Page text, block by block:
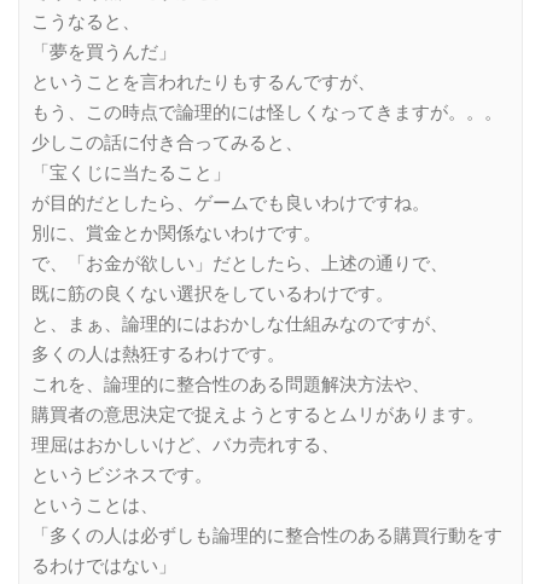
こうなると、
「夢を買うんだ」
ということを言われたりもするんですが、
もう、この時点で論理的には怪しくなってきますが。。。
少しこの話に付き合ってみると、
「宝くじに当たること」
が目的だとしたら、ゲームでも良いわけですね。
別に、賞金とか関係ないわけです。
で、「お金が欲しい」だとしたら、上述の通りで、
既に筋の良くない選択をしているわけです。
と、まぁ、論理的にはおかしな仕組みなのですが、
多くの人は熱狂するわけです。
これを、論理的に整合性のある問題解決方法や、
購買者の意思決定で捉えようとするとムリがあります。
理屈はおかしいけど、バカ売れする、
というビジネスです。
ということは、
「多くの人は必ずしも論理的に整合性のある購買行動をす
るわけではない」